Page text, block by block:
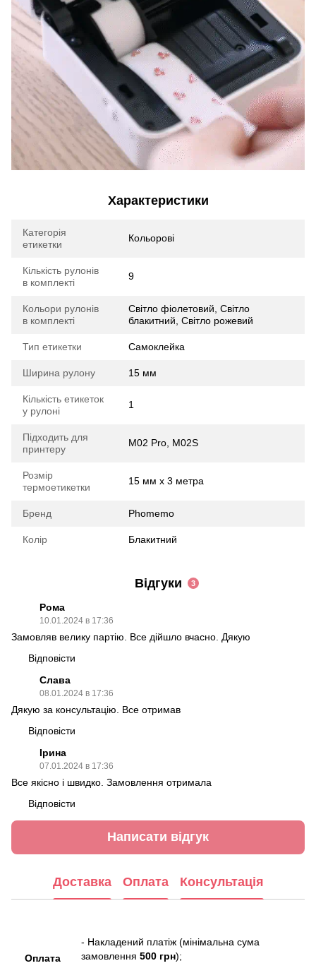
Характеристики
Категорія
етикетки
Кольорові
Кількість рулонів
в комплекті
9
Кольори рулонів
в комплекті
Світло фіолетовий, Світло
блакитний, Світло рожевий
Тип етикетки Самоклейка
Ширина рулону 15 мм
Кількість етикеток
у рулоні
1
Підходить для
принтеру
M02 Pro, M02S
Розмір
термоетикетки
15 мм х 3 метра
Бренд Phomemo
Колір Блакитний
Відгуки 3
Рома
10.01.2024 в 17:36
Замовляв велику партію. Все дійшло вчасно. Дякую
Відповісти
Слава
08.01.2024 в 17:36
Дякую за консультацію. Все отримав
Відповісти
Ірина
07.01.2024 в 17:36
Все якісно і швидко. Замовлення отримала
Відповісти
Написати відгук
Доставка Оплата Консультація
Оплата
- Накладений платіж (мінімальна сума
замовлення 500 грн);